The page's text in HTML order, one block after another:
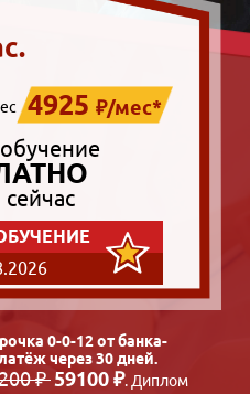
4925 ₽/мес*
0-0-12 от банка-
через 30 дней.
₽59100 ₽. Диплом